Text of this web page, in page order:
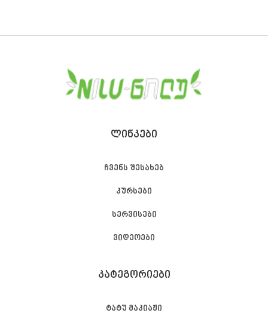
ᲚᲘᲜᲙᲔᲑᲘ
ჩვენს შესახებ
კურსები
სერვისები
ვიდეოები
ᲙᲐᲢᲔᲒᲝᲠᲘᲔᲑᲘ
ტატუ მაკიაჟი